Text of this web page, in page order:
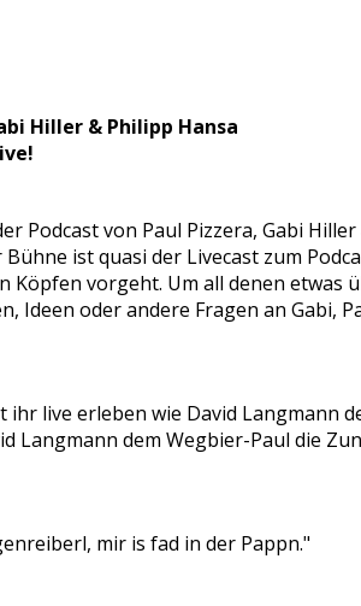
Hiller & Philipp Hansa
Podcast von Paul Pizzera, Gabi
Bühne ist quasi der Livecast zum
Köpfen vorgeht. Um all denen etwas
Ideen oder andere Fragen an Gabi,
ihr live erleben wie David Langmann
Langmann dem Wegbier-Paul die
mir is fad in der Pappn."